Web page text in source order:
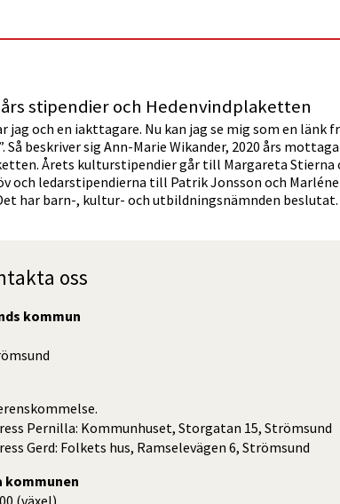
års stipendier och Hedenvindplaketten
jag och en iakttagare. Nu kan jag se mig som en länk
beskriver sig Ann-Marie Wikander, 2020 års
Årets kulturstipendier går till Margareta Stierna
och ledarstipendierna till Patrik Jonsson och Marléne
har barn-, kultur- och utbildningsnämnden beslutat.
oss
kommun
Pernilla: Kommunhuset, Storgatan 15, Strömsund
Gerd: Folkets hus, Ramselevägen 6, Strömsund
kommunen
(växel)